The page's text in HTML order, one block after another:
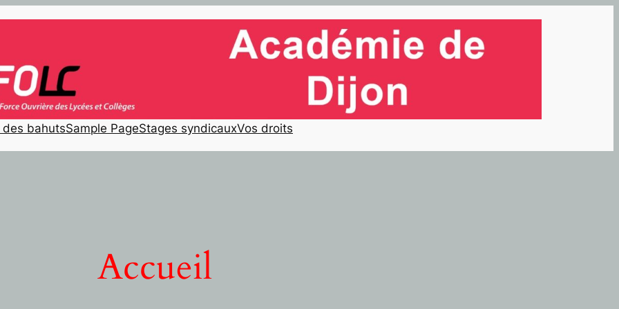
des bahutsSample PageStages syndicauxVos droits
Accueil